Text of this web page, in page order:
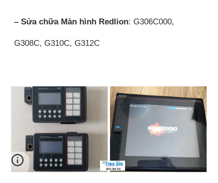
– Sửa chữa Màn hình Redlion: G306C000,
G308C, G310C, G312C